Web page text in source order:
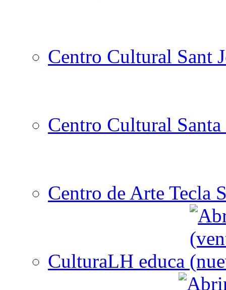
Centro Cultural Sant
Centro Cultural
Centro de Arte Tecla
CulturaLH educa